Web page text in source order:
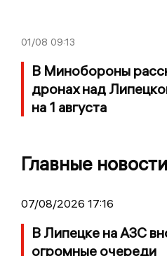
01/08 09:13
В Минобороны
дронах над
на 1 августа
Главные новости
07/08/2026 17:16
В Липецке на АЗС
огромные очереди